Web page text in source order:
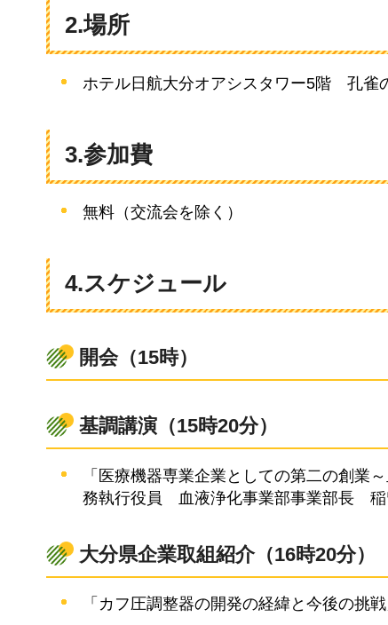
2.場所
ホテル日航大分オアシスタワー5階 孔雀
3.参加費
無料（交流会を除く）
4.スケジュール
開会（15時）
基調講演（15時20分）
「医療機器専業企業としての第二の創業
務執行役員
血液浄化事業部事業部長 稲
大分県企業取組紹介（16時20分）
「カフ圧調整器の開発の経緯と今後の挑